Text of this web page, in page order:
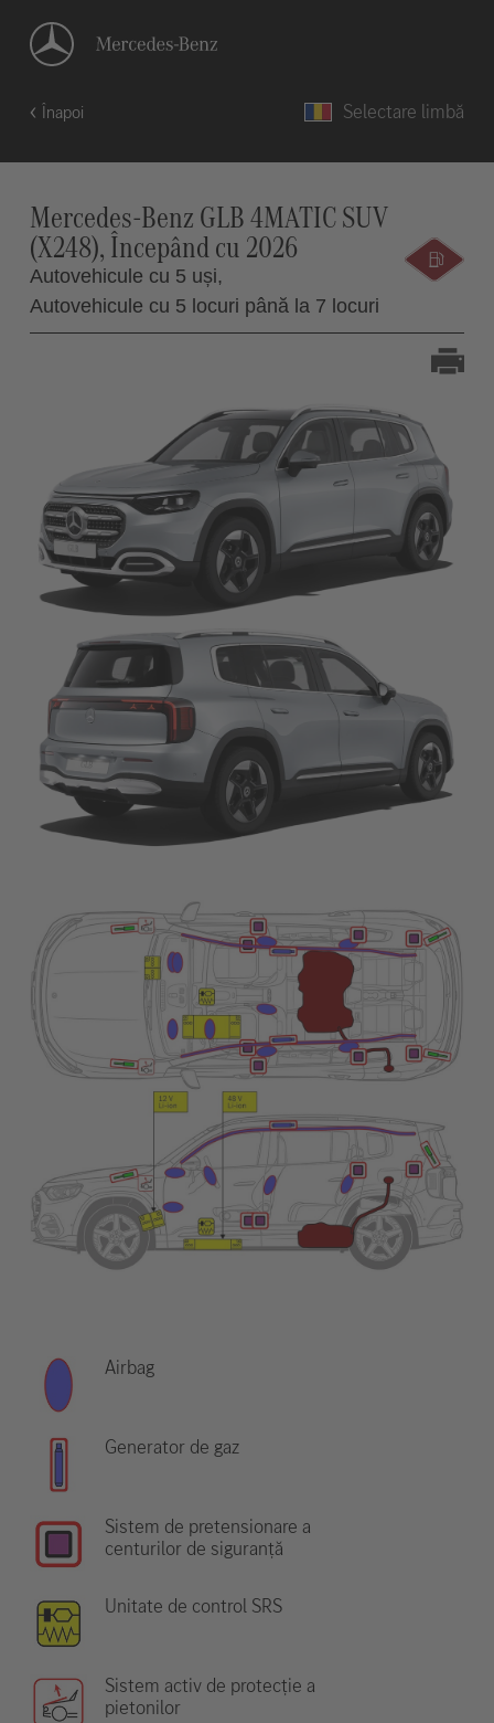
Înapoi Selectare limbă
Mercedes-Benz GLB 4MATIC SUV
(X248), Începând cu 2026
Autovehicule cu 5 uși,
Autovehicule cu 5 locuri până la 7 locuri
Airbag
Generator de gaz
Sistem de pretensionare a
centurilor de siguranță
Unitate de control SRS
Sistem activ de protecție a
pietonilor